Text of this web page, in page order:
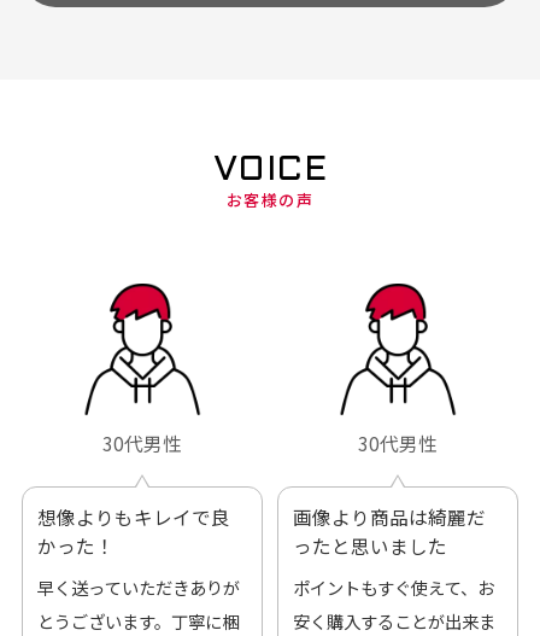
VOICE
お客様の声
30代男性
想像よりもキレイで良
かった！
早く送っていただきありが
とうございます。丁寧に梱
30代男性
画像より商品は綺麗だ
ったと思いました
ポイントもすぐ使えて、お
安く購入することが出来ま